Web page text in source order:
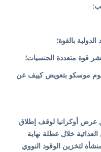
بالقوة؛
قوة متعددة الجنسيات؛
موسكو بتعويض كييف عن
عرض أوكرانيا لوقف إطلاق
خلال عطلة نهاية
لتخزين الوقود النووي